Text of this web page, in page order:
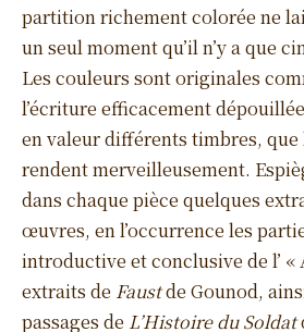
partition richement colorée ne
un seul moment qu’il n’y a que
Les couleurs sont originales
l’écriture efficacement
en valeur différents timbres, que
rendent merveilleusement.
dans chaque pièce quelques
œuvres, en l’occurrence les
introductive et conclusive de l’ «
extraits de Faustde Gounod,
passages de L’Histoire du Soldat